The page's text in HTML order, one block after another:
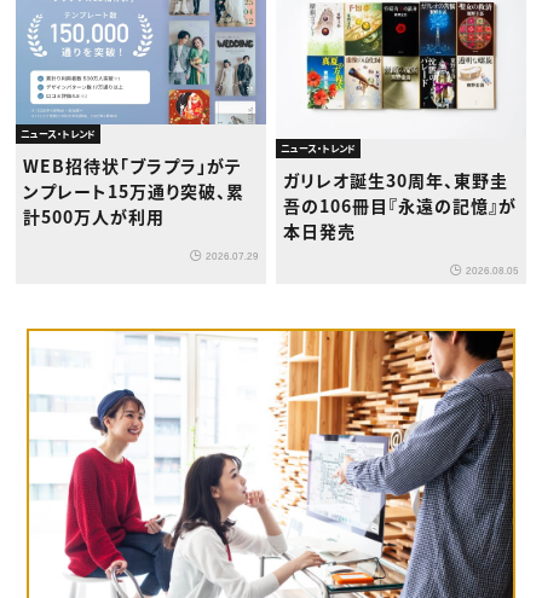
ニュース・トレンド
WEB招待状「ブラプラ」がテ
ンプレート15万通り突破、累
計500万人が利用
2026.07.29
ニュース・トレンド
ガリレオ誕生30周年、東野圭
吾の106冊目『永遠の記憶』が
本日発売
2026.08.05